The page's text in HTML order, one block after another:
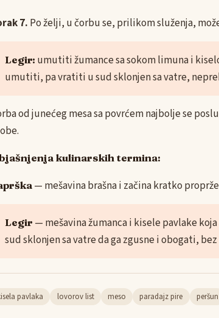
7. Po želji, u čorbu se, prilikom služenja,
Legir: umutiti žumance sa sokom limuna i
umutiti, pa vratiti u sud sklonjen sa vatre,
od junećeg mesa sa povrćem najbolje se
kulinarskih termina:
— mešavina brašna i začina kratko
Legir — mešavina žumanca i kisele pavlake
sud sklonjen sa vatre da ga zgusne i obogati,
pavlaka lovorov list meso paradajz pire peršun